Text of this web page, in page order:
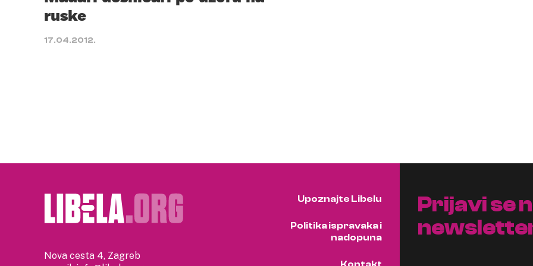
ruske
17.04.2012.
Nova cesta 4, Zagreb
Upoznajte Libelu
Politika ispravaka i
nadopuna
Prijavi se